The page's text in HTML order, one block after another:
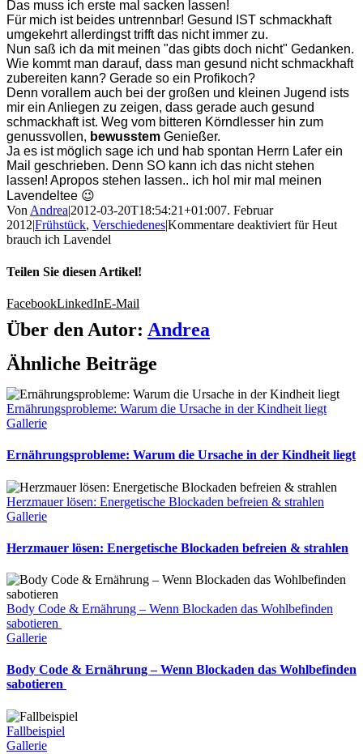
Das muss ich erste mal sacken lassen!
Für mich ist beides untrennbar! Gesund IST schmackhaft
umgekehrt allerdingst trifft das nicht immer zu.
Nun saß ich da mit meinen "das gibts doch nicht" Gedanken.
Wie kommt man darauf, dass man gesund nicht schmackhaft
zubereiten kann? Gerade so ein Profikoch?
Denn vorallem auch bei der großen und kleinen Jugend ists
mir ein Anliegen zu zeigen, dass gerade auch gesund
schmackhaft ist. Weg vom bitteren Körndlesser hin zum
genussvollen, bewusstem Genießer.
Ja es ist möglich sage ich und hab spontan Herrn Lafer ein
Mail geschrieben. Denn SO kann ich das nicht stehen
lassen! Apropos stehen lassen.. ich hol mir mal meinen
Lavendeltee 😉
VonAndrea|2012-03-20T18:54:21+01:007. Februar
2012|Frühstück, Verschiedenes|Kommentare deaktiviertfür Heut
brauch ich Lavendel
Teilen Sie diesen Artikel!
FacebookLinkedInE-Mail
Über den Autor: Andrea
Ähnliche Beiträge
Ernährungsprobleme: Warum die Ursache in der Kindheit liegt
Gallerie
Ernährungsprobleme: Warum die Ursache in der Kindheit liegt
Herzmauer lösen: Energetische Blockaden befreien & strahlen
Gallerie
Herzmauer lösen: Energetische Blockaden befreien & strahlen
Body Code & Ernährung – Wenn Blockaden das Wohlbefinden
sabotieren
Gallerie
Body Code & Ernährung – Wenn Blockaden das Wohlbefinden
sabotieren
Fallbeispiel
Gallerie